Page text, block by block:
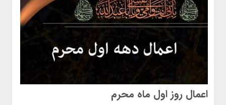
اعمال روز اول ماه محرم